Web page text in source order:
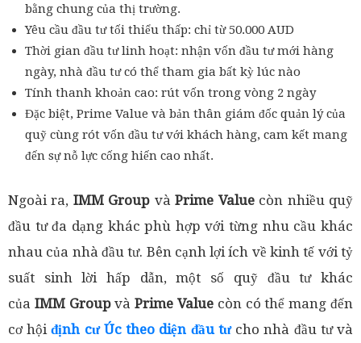
bằng chung của thị trường.
Yêu cầu đầu tư tối thiểu thấp: chỉ từ 50.000 AUD
Thời gian đầu tư linh hoạt: nhận vốn đầu tư mới hàng
ngày, nhà đầu tư có thể tham gia bất kỳ lúc nào
Tính thanh khoản cao: rút vốn trong vòng 2 ngày
Đặc biệt, Prime Value và bản thân giám đốc quản lý của
quỹ cùng rót vốn đầu tư với khách hàng, cam kết mang
đến sự nỗ lực cống hiến cao nhất.
Ngoài ra, IMM Group và Prime Valuecòn nhiều quỹ
đầu tư đa dạng khác phù hợp với từng nhu cầu khác
nhau của nhà đầu tư. Bên cạnh lợi ích về kinh tế với tỷ
suất sinh lời hấp dẫn, một số quỹ đầu tư khác
của IMM Groupvà Prime Value còn có thể mang đến
cơ hộiđịnh cư Úc theo diện đầu tưcho nhà đầu tư và